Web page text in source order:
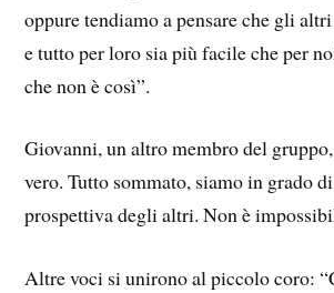
oppure tendiamo a pensare che gli
e tutto per loro sia più facile che per
che non è così”.
Giovanni, un altro membro del
vero. Tutto sommato, siamo in grado
prospettiva degli altri. Non è
Altre voci si unirono al piccolo coro: